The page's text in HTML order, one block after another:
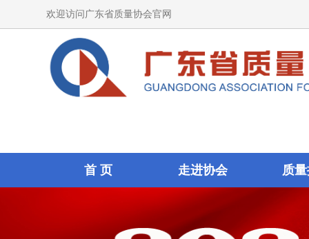
欢迎访问广东省质量协会官网
首 页 走进协会 质